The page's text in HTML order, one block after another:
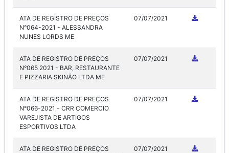
ATA DE REGISTRO DE PREÇOS
N°064-2021 - ALESSANDRA
NUNES LORDS ME
07/07/2021
ATA DE REGISTRO DE PREÇOS
N°065 2021 - BAR, RESTAURANTE
E PIZZARIA SKINÃO LTDA ME
07/07/2021
ATA DE REGISTRO DE PREÇOS
N°066-2021 - CRR COMERCIO
VAREJISTA DE ARTIGOS
ESPORTIVOS LTDA
07/07/2021
ATA DE REGISTRO DE PREÇOS
07/07/2021